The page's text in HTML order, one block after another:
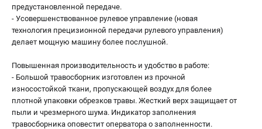
предустановленной передаче.
- Усовершенствованное рулевое управление (новая
технология прецизионной передачи рулевого управления)
делает мощную машину более послушной.
Повышенная производительность и удобство в работе:
- Большой травосборник изготовлен из прочной
износостойкой ткани, пропускающей воздух для более
плотной упаковки обрезков травы. Жесткий верх защищает от
пыли и чрезмерного шума. Индикатор заполнения
травосборника оповестит оперватора о заполненности.